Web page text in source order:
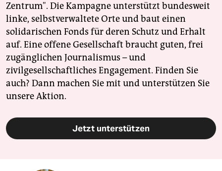
Zentrum". Die Kampagne unterstützt bundesweit
linke, selbstverwaltete Orte und baut einen
solidarischen Fonds für deren Schutz und Erhalt
auf. Eine offene Gesellschaft braucht guten, frei
zugänglichen Journalismus – und
zivilgesellschaftliches Engagement. Finden Sie
auch? Dann machen Sie mit und unterstützen Sie
unsere Aktion.
Jetzt unterstützen